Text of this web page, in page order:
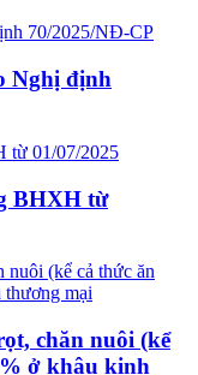
Nghị định
BHXH từ
chăn nuôi (kể
ở khâu kinh